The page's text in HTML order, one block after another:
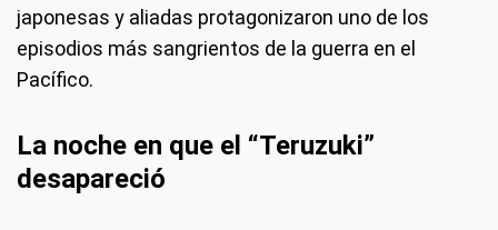
japonesas y aliadas protagonizaron uno de los
episodios más sangrientos de la guerra en el
Pacífico.
La noche en que el “Teruzuki”
desapareció